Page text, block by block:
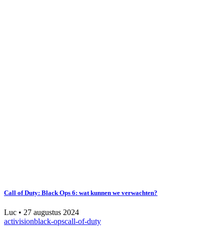
Call of Duty: Black Ops 6: wat kunnen we verwachten?
Luc • 27 augustus 2024
activisionblack-opscall-of-duty